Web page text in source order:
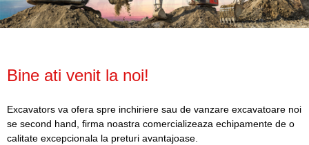
Bine ati venit la noi!
Excavators va ofera spre inchiriere sau de vanzare excavatoare noi
se second hand, firma noastra comercializeaza echipamente de o
calitate excepcionala la preturi avantajoase.